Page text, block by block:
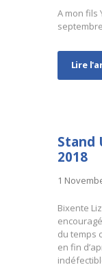
A mon
Lire
Stand
2018
1
Bixente
du temps
en fin